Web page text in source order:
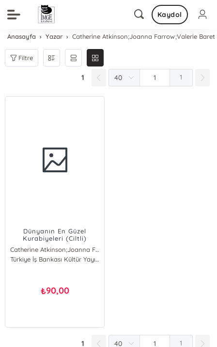
Kaydol
Anasayfa Yazar Catherine Atkinson;Joanna Farrow;Valerie Baret
Filtre
1 1
Dünyanın En Güzel
Kurabiyeleri (Ciltli)
Catherine Atkinson;Joanna Farrow;Valerie Baret
Catherine Atkinson
Türkiye İş Bankası Kültür Yayınları
₺90,00
1 1